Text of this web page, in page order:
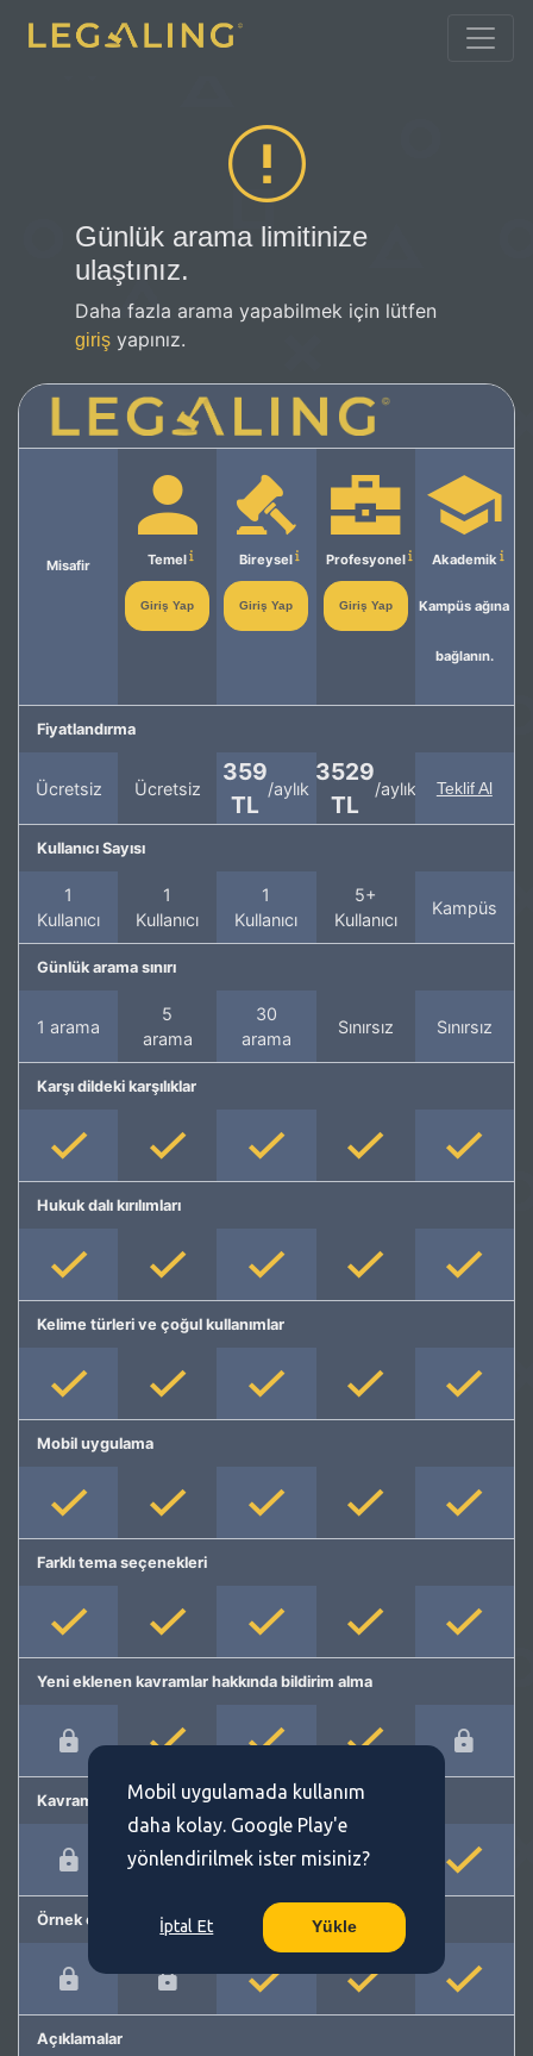
Günlük arama limitinize
ulaştınız.
Daha fazla arama yapabilmek için lütfen
giriş yapınız.
Misafir Temel
Giriş Yap
Bireysel
Giriş Yap
Profesyonel
Giriş Yap
Akademik
Kampüs ağına
bağlanın.
Fiyatlandırma
Ücretsiz Ücretsiz
359
TL
/aylık
3529
TL
/aylık Teklif Al
Kullanıcı Sayısı
1
Kullanıcı
1
Kullanıcı
1
Kullanıcı
5+
Kullanıcı
Kampüs
Günlük arama sınırı
1 arama
5
arama
30
arama
Sınırsız Sınırsız
Karşı dildeki karşılıklar
Hukuk dalı kırılımları
Kelime türleri ve çoğul kullanımlar
Mobil uygulama
Farklı tema seçenekleri
Yeni eklenen kavramlar hakkında bildirim alma
Kavram önerme
Örnek cümleler
Açıklamalar
Mobil uygulamada kullanım
daha kolay. Google Play'e
yönlendirilmek ister misiniz?
İptal Et Yükle